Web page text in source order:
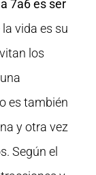
7a6 es ser
vida es su
los
es también
y otra vez
Según el